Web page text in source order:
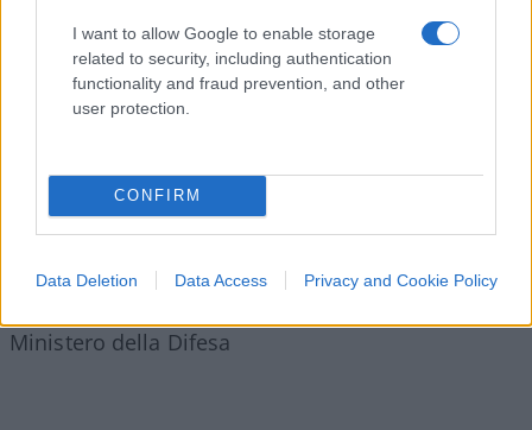
I want to allow Google to enable storage
related to security, including authentication
functionality and fraud prevention, and other
user protection.
CONFIRM
Data Deletion Data Access Privacy and Cookie Policy
Bisognerà decidere, per il prossimo futuro
dunque, quale potere si occuperà per la nostra
nazione di politica estera.
Annalisa Imparato
*Sostituto Procuratore della Repubblica,
parlamentare Ecomafia e Consulente giuridico per
Ministero della Difesa